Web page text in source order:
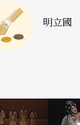
爲到目前爲止，
在座談當天到會
距。會後我們和
明立國